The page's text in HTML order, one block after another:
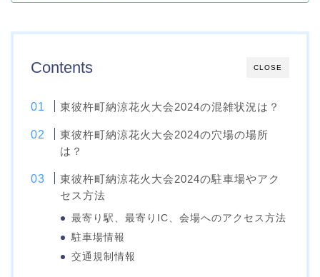
CLOSE
Contents
東彼杵町納涼花火大会2024の混雑状況は？
東彼杵町納涼花火大会2024の穴場の場所
は？
東彼杵町納涼花火大会2024の駐車場やアク
セス方法
最寄り駅、最寄りIC、会場へのアクセス方法
駐車場情報
交通規制情報